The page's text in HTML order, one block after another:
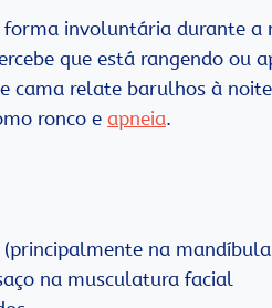
forma involuntária durante
que está rangendo ou
cama relate barulhos à
ronco e apneia.
(principalmente na mandíbula
na musculatura facial